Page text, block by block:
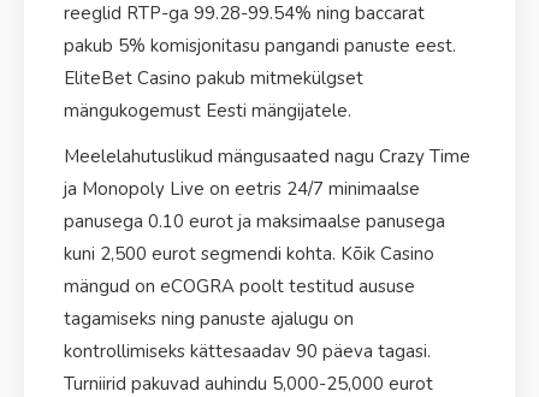
reeglid RTP-ga 99.28-99.54% ning baccarat
pakub 5% komisjonitasu pangandi panuste eest.
EliteBet Casino pakub mitmekülgset
mängukogemust Eesti mängijatele.
Meelelahutuslikud mängusaated nagu Crazy Time
ja Monopoly Live on eetris 24/7 minimaalse
panusega 0.10 eurot ja maksimaalse panusega
kuni 2,500 eurot segmendi kohta. Kõik Casino
mängud on eCOGRA poolt testitud aususe
tagamiseks ning panuste ajalugu on
kontrollimiseks kättesaadav 90 päeva tagasi.
Turniirid pakuvad auhindu 5,000-25,000 eurot